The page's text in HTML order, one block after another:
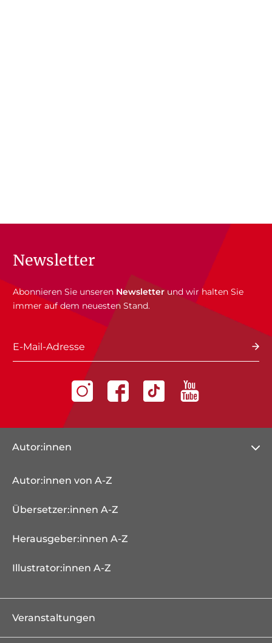
Newsletter
Abonnieren Sie unseren Newsletterund wir halten Sie
immer auf dem neuesten Stand.
E-Mail-Adresse
Autor:innen
Autor:innen von A-Z
Übersetzer:innen A-Z
Herausgeber:innen A-Z
Illustrator:innen A-Z
Veranstaltungen